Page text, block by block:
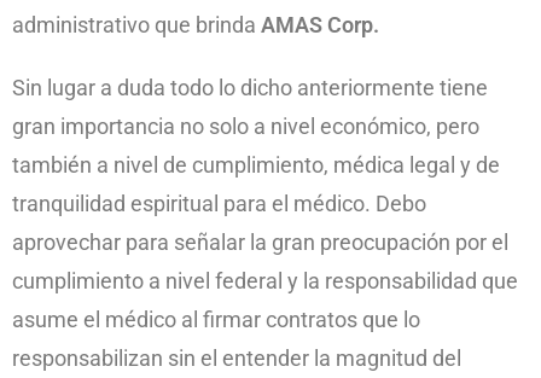
administrativo que brinda AMAS Corp.
Sin lugar a duda todo lo dicho anteriormente tiene
gran importancia no solo a nivel económico, pero
también a nivel de cumplimiento, médica legal y de
tranquilidad espiritual para el médico. Debo
aprovechar para señalar la gran preocupación por el
cumplimiento a nivel federal y la responsabilidad que
asume el médico al firmar contratos que lo
responsabilizan sin el entender la magnitud del